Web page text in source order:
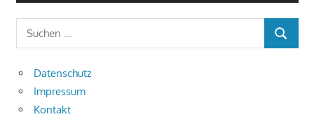
Suchen
nach:
SUCHEN
Datenschutz
Impressum
Kontakt